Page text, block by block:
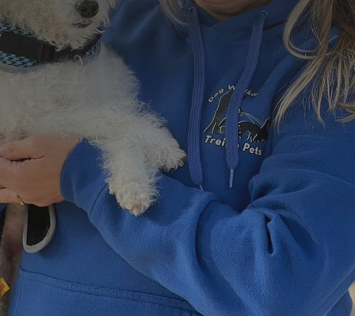
Formulário de Contato